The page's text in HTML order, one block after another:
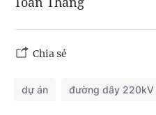
Chia sẻ
dự án đường dây 220kV